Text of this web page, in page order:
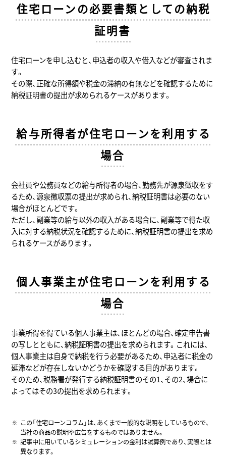
住宅ローンの必要書類としての納税
証明書
住宅ローンを申し込むと、申込者の収入や借入などが審査されま
す。
その際、正確な所得額や税金の滞納の有無などを確認するために
納税証明書の提出が求められるケースがあります。
給与所得者が住宅ローンを利用する
場合
会社員や公務員などの給与所得者の場合、勤務先が源泉徴収をす
るため、源泉徴収票の提出が求められ、納税証明書は必要のない
場合がほとんどです。
ただし、副業等の給与以外の収入がある場合に、副業等で得た収
入に対する納税状況を確認するために、納税証明書の提出を求め
られるケースがあります。
個人事業主が住宅ローンを利用する
場合
事業所得を得ている個人事業主は、ほとんどの場合、確定申告書
の写しとともに、納税証明書の提出を求められます。これには、
個人事業主は自身で納税を行う必要があるため、申込者に税金の
延滞などが存在しないかどうかを確認する目的があります。
そのため、税務署が発行する納税証明書のその1、その2、場合に
よってはその3の提出を求められます。
この「住宅ローンコラム」は、あくまで一般的な説明をしているもので、
当社の商品の説明や広告をするものではありません。
記事中に用いているシミュレーションの金利は試算例であり、実際とは
異なります。